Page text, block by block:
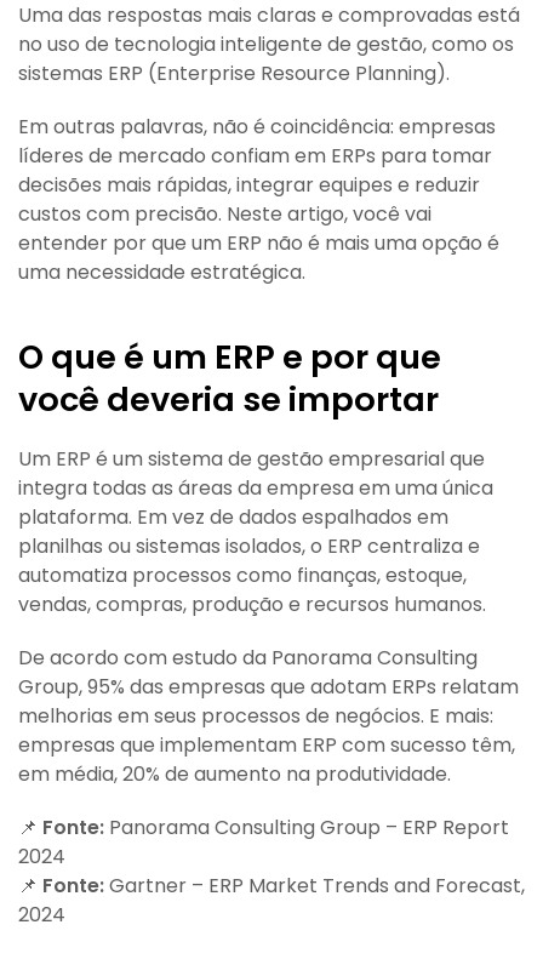
Uma das respostas mais claras e comprovadas está
no uso de tecnologia inteligente de gestão, como os
sistemas ERP (Enterprise Resource Planning).
Em outras palavras, não é coincidência: empresas
líderes de mercado confiam em ERPs para tomar
decisões mais rápidas, integrar equipes e reduzir
custos com precisão. Neste artigo, você vai
entender por que um ERP não é mais uma opção é
uma necessidade estratégica.
O que é um ERP e por que
você deveria se importar
Um ERP é um sistema de gestão empresarial que
integra todas as áreas da empresa em uma única
plataforma. Em vez de dados espalhados em
planilhas ou sistemas isolados, o ERP centraliza e
automatiza processos como finanças, estoque,
vendas, compras, produção e recursos humanos.
De acordo com estudo da Panorama Consulting
Group, 95% das empresas que adotam ERPs relatam
melhorias em seus processos de negócios. E mais:
empresas que implementam ERP com sucesso têm,
em média, 20% de aumento na produtividade.
📌 Fonte: Panorama Consulting Group – ERP Report
2024
📌 Fonte:Gartner – ERP Market Trends and Forecast,
2024